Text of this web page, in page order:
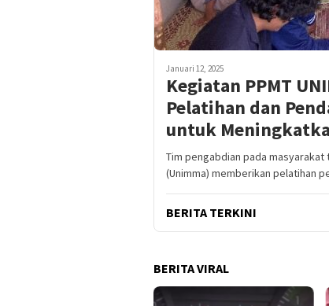
Januari 12, 2025
Kegiatan PPMT
Pelatihan dan
untuk
Tim pengabdian pada masyarakat
(Unimma) memberikan pelatihan
BERITA TERKINI
BERITA VIRAL